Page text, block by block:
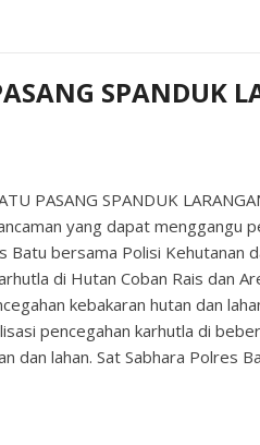
SPANDUK
PASANG SPANDUK
yang dapat menggangu
Batu bersama Polisi Kehutanan
di Hutan Coban Rais dan
kebakaran hutan dan
pencegahan karhutla di
dan lahan. Sat Sabhara Polres